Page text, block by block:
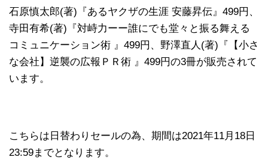
石原慎太郎(著)『あるヤクザの生涯 安藤昇伝』499円、
寺田有希(著)『対峙力ーー誰にでも堂々と振る舞える
コミュニケーション術 』499円、野澤直人(著)『【小さ
な会社】逆襲の広報ＰＲ術 』499円の3冊が販売されて
います。
こちらは日替わりセールの為、期間は2021年11月18日
23:59までとなります。